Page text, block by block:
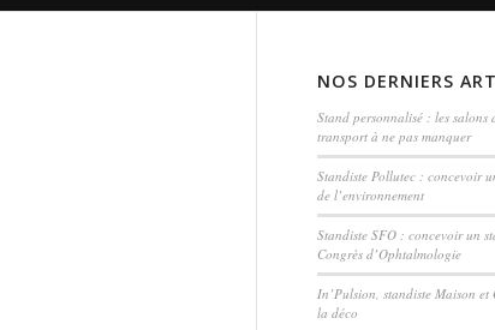
NOS DERNIERS
Stand personnalisé : les salons
transport à ne pas manquer
Standiste Pollutec : concevoir
de l’environnement
Standiste SFO : concevoir un
Congrès d’Ophtalmologie
In’Pulsion, standiste Maison et
la déco